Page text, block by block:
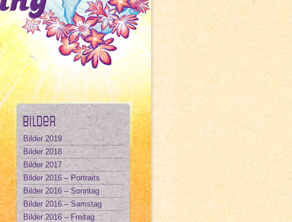
Bilder
Bilder 2019
Bilder 2018
Bilder 2017
Bilder 2016 – Portraits
Bilder 2016 – Sonntag
Bilder 2016 – Samstag
Bilder 2016 – Freitag